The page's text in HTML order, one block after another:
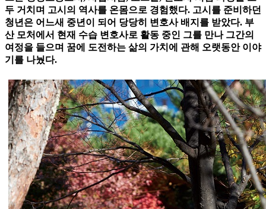
두 거치며 고시의 역사를 온몸으로 경험했다. 고시를 준비하던
청년은 어느새 중년이 되어 당당히 변호사 배지를 받았다. 부
산 모처에서 현재 수습 변호사로 활동 중인 그를 만나 그간의
여정을 들으며 꿈에 도전하는 삶의 가치에 관해 오랫동안 이야
기를 나눴다.